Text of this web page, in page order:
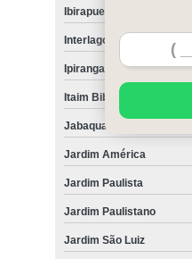
Ibirapuera
Interlagos
Ipiranga
Itaim Bibi
Jabaquara
Jardim América
Jardim Paulista
Jardim Paulistano
Jardim São Luiz